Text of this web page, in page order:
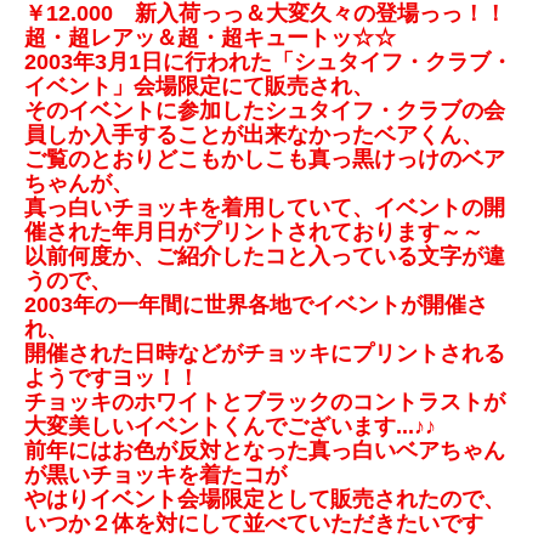
￥12.000 新入荷っっ＆大変久々の登場っっ！！
超・超レアッ＆超・超キュートッ☆☆
2003年3月1日に行われた「シュタイフ・クラブ・
イベント」会場限定にて販売され、
そのイベントに参加したシュタイフ・クラブの会
員しか入手することが出来なかったベアくん、
ご覧のとおりどこもかしこも真っ黒けっけのベア
ちゃんが、
真っ白いチョッキを着用していて、イベントの開
催された年月日がプリントされております～～
以前何度か、ご紹介したコと入っている文字が違
うので、
2003年の一年間に世界各地でイベントが開催さ
れ、
開催された日時などがチョッキにプリントされる
ようですヨッ！！
チョッキのホワイトとブラックのコントラストが
大変美しいイベントくんでございます...♪♪
前年にはお色が反対となった真っ白いベアちゃん
が黒いチョッキを着たコが
やはりイベント会場限定として販売されたので、
いつか２体を対にして並べていただきたいです